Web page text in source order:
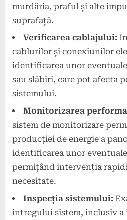
murdăria, praful și alte
suprafață.
Verificarea cablajului:
cablurilor și conexiunilor
identificarea unor
sau slăbiri, care pot afecta
sistemului.
Monitorizarea
sistem de monitorizare
producției de energie a
identificarea unor
permițând intervenția
necesitate.
Inspecția sistemului:
întregului sistem, inclusiv a